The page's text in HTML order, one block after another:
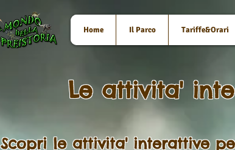
Home Il Parco Tariffe&Orari
Le attivita'
Scopri le attivita' interattive